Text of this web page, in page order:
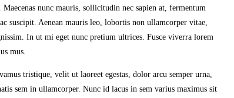
nunc mauris, sollicitudin nec sapien at, fermentum
suscipit. Aenean mauris leo, lobortis non ullamcorper vitae,
In ut mi eget nunc pretium ultrices. Fusce viverra lorem
mus.
tristique, velit ut laoreet egestas, dolor arcu semper urna,
sem in ullamcorper. Nunc id lacus in sem varius maximus sit